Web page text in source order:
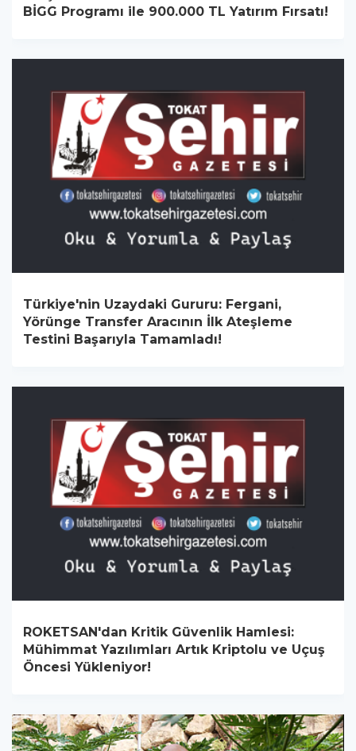
BİGG Programı ile 900.000 TL Yatırım Fırsatı!
Türkiye'nin Uzaydaki Gururu: Fergani,
Yörünge Transfer Aracının İlk Ateşleme
Testini Başarıyla Tamamladı!
ROKETSAN'dan Kritik Güvenlik Hamlesi:
Mühimmat Yazılımları Artık Kriptolu ve Uçuş
Öncesi Yükleniyor!